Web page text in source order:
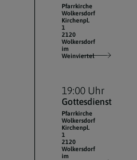
Pfarrkirche
Wolkersdorf
Kirchenpl.
1
2120
Wolkersdorf
im
Weinviertel
19:00 Uhr
Gottesdienst
Pfarrkirche
Wolkersdorf
Kirchenpl.
1
2120
Wolkersdorf
im